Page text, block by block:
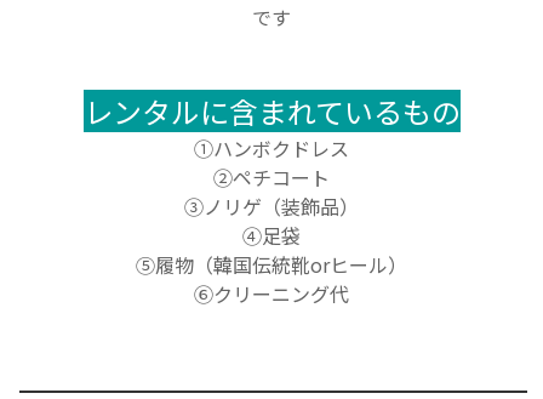
です
レンタルに含まれているもの
①ハンボクドレス
②ペチコート
③ノリゲ（装飾品）
④足袋
⑤履物（韓国伝統靴orヒール）
⑥クリーニング代